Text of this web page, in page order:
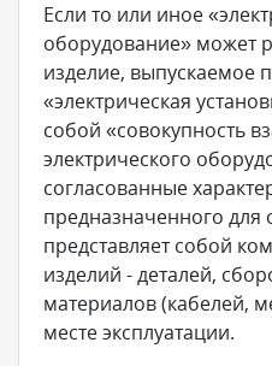
Если то или иное
оборудование» может
изделие, выпускаемое
«электрическая
собой «совокупность
электрического
согласованные
предназначенного для
представляет собой
изделий - деталей,
материалов (кабелей,
месте эксплуатации.